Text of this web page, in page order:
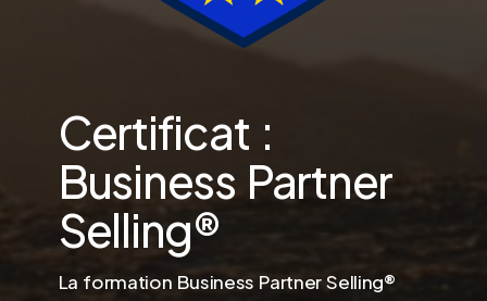
Certificat :
Business Partner
Selling®
La formation Business Partner Selling®